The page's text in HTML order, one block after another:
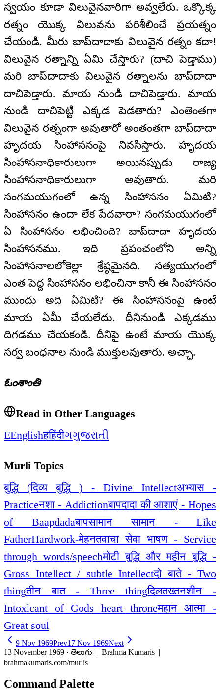
స్వయం కూడా విలువైనవారిగా అవ్వలేరు. ఒక్కొక్క
రత్నం యొక్క విలువను పరిశీలించే ప్రయత్నం
చేయండి. మీరు బాప్‌దాదాకు విలువైన రత్నం కదా!
విలువైన రత్నాన్ని ఏమి చేస్తారు? (దాచి పెడ్తాము)
మరి బాప్‌దాదాకు విలువైన రత్నాలను బాప్‌దాదా
దాచిపెడ్తారు. మాయ నుండి దాచిపెడ్తారు. మాయ
నుండి దాచిపెట్టి ఎక్కడ పెడతారు? ఎంతెంతగా
విలువైన రత్నంగా అవుతారో అంతంతగా బాప్‌దాదా
హృదయ సింహాసనంపై నివసిస్తారు. హృదయ
సింహాసనాధికారులుగా అయినప్పుడు రాజ్య
సింహాసనాధికారులుగా అవుతారు. మరి
సంగమయుగంలో ఉన్న సింహాసనం ఏమిటి?
సింహాసనం ఉందా లేక పేదవారా? సంగమయుగంలో
ఏ సింహాసనం లభించింది? బాప్‌దాదా హృదయ
సింహాసనము. ఇది ప్రపంచంలోని అన్ని
సింహాసనాలలోకెల్లా శ్రేష్ఠమైనది. సత్యయుగంలో
ఎంత పెద్ద సింహాసనం లభించినా కానీ ఈ సింహాసనం
ముందు అది ఏమిటి? ఈ సింహాసనంపై ఉంటే
మాయ ఏమీ చేయలేదు. దీనినుండి ఎక్కడము
దిగడము చేయకండి. దీనిపై ఉంటే మాయ యొక్క
సర్వ బంధనాల నుండి ముక్తులవుతారు. అచ్ఛా.
ఓంశాంతి
Read in Other Languages
EEnglishहहिंदीગગુજરાતી
Murli Topics
बुद्धि (दिव्य बुद्धि ) - Divine Intellectअभ्यास -
Practiceनशा - Addictionबापदादा की आशाएं - Hopes
of Baapdadaबापसामान सामान - Like
FatherHardwork-मेहनतवाचा सेवा भाषण - Service
through words/speechमोटी बुद्धि और महीन बुद्धि -
Gross Intellect / subtle Intellectदो बाते - Two
thingतीन बात - Three thingदिलतख्तनशीन -
Intoxlcant of Gods heart throneमहान आत्मा -
Great soul
9 Nov 1969Prev17 Nov 1969Next
13 November 1969 · తెలుగు | Brahma Kumaris |
brahmakumaris.com/murlis
Command Palette